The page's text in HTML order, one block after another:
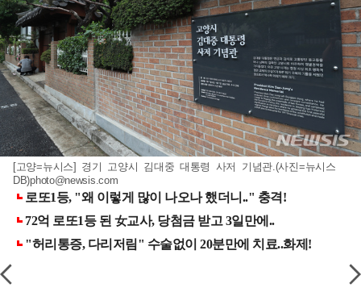
[고양=뉴시스] 경기 고양시 김대중 대통령 사저 기념관.(사진=뉴시스
DB)photo@newsis.com